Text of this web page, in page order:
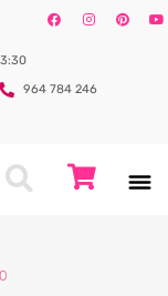
964 784 246